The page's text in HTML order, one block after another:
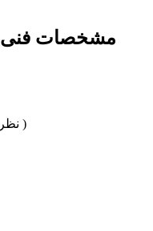
مشخصات فنی
( نظر خود درباره این محصول را ثبت نمایید )